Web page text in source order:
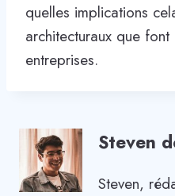
quelles implications
architecturaux que font
entreprises.
Steven
Steven,